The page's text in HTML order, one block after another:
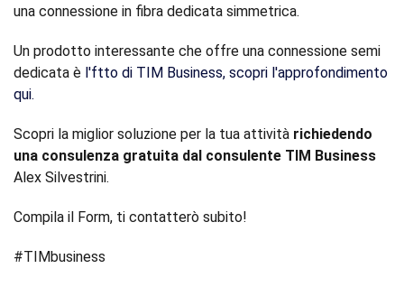
una connessione in fibra dedicata simmetrica.
Un prodotto interessante che offre una connessione semi
dedicata è l'ftto di TIM Business, scopri l'approfondimento
qui.
Scopri la miglior soluzione per la tua attività richiedendo
una consulenza gratuita dal consulente TIM Business
Alex Silvestrini.
Compila il Form, ti contatterò subito!
#TIMbusiness